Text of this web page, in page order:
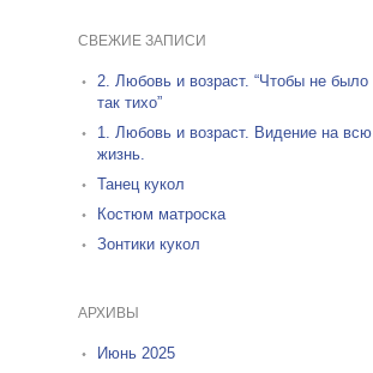
СВЕЖИЕ ЗАПИСИ
2. Любовь и возраст. “Чтобы не было
так тихо”
1. Любовь и возраст. Видение на всю
жизнь.
Танец кукол
Костюм матроска
Зонтики кукол
АРХИВЫ
Июнь 2025